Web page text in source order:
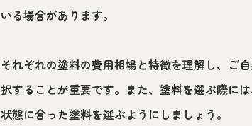
いる場合があります。
それぞれの塗料の費用相場と特徴を理解し、ご
択することが重要です。また、塗料を選ぶ際に
状態に合った塗料を選ぶようにしましょう。